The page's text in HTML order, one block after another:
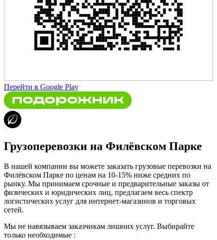
Перейти в Google Play
Грузоперевозки на Филёвском Парке
В нашей компании вы можете заказать грузовые перевозки на
Филёвском Парке по ценам на 10-15% ниже средних по
рынку. Мы принимаем срочные и предварительные заказы от
физических и юридических лиц, предлагаем весь спектр
логистических услуг для интернет-магазинов и торговых
сетей.
Мы не навязываем заказчикам лишних услуг. Выбирайте
только необходимые :